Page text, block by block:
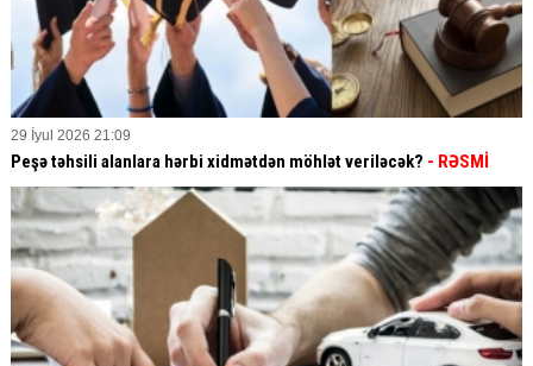
29 İyul 2026 21:09
Peşə təhsili alanlara hərbi xidmətdən möhlət veriləcək? - RƏSMİ